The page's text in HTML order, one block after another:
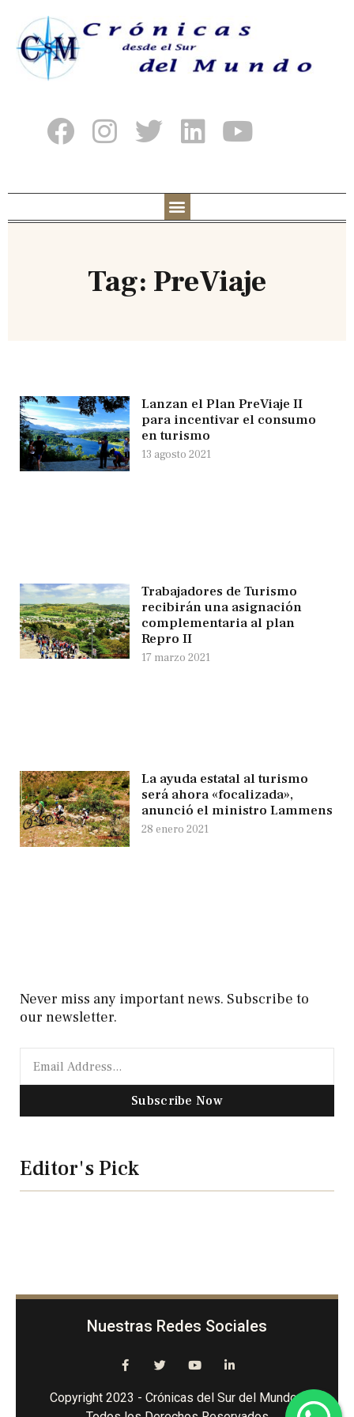
Tag: PreViaje
Lanzan el Plan PreViaje II
para incentivar el consumo
en turismo
13 agosto 2021
Trabajadores de Turismo
recibirán una asignación
complementaria al plan
Repro II
17 marzo 2021
La ayuda estatal al turismo
será ahora «focalizada»,
anunció el ministro Lammens
28 enero 2021
Never miss any important news. Subscribe to
our newsletter.
Subscribe Now
Editor's Pick
Nuestras Redes Sociales
Copyright 2023 - Crónicas del Sur del Mundo -